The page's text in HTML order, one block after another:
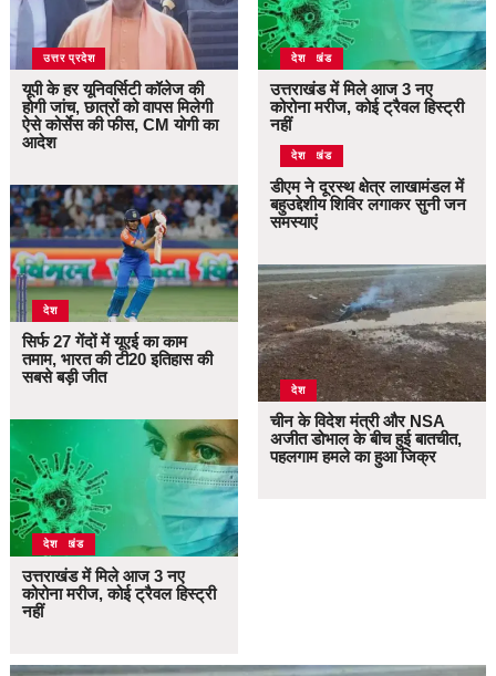
उत्तर प्रदेश
यूपी के हर यूनिवर्सिटी कॉलेज की
होगी जांच, छात्रों को वापस मिलेगी
ऐसे कोर्सेस की फीस, CM योगी का
आदेश
देश
सिर्फ 27 गेंदों में यूएई का काम
तमाम, भारत की टी20 इतिहास की
सबसे बड़ी जीत
उत्तराखंड
देश
उत्तराखंड में मिले आज 3 नए
कोरोना मरीज, कोई ट्रैवल हिस्ट्री
नहीं
उत्तराखंड
देश
उत्तराखंड में मिले आज 3 नए
कोरोना मरीज, कोई ट्रैवल हिस्ट्री
नहीं
उत्तराखंड
देश
डीएम ने दूरस्थ क्षेत्र लाखामंडल में
बहुउद्देशीय शिविर लगाकर सुनी जन
समस्याएं
देश
चीन के विदेश मंत्री और NSA
अजीत डोभाल के बीच हुई बातचीत,
पहलगाम हमले का हुआ जिक्र